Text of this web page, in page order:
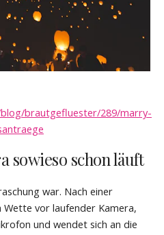
brautgefluester/289/marry-
sowieso schon läuft
war. Nach einer
vor laufender Kamera,
und wendet sich an die